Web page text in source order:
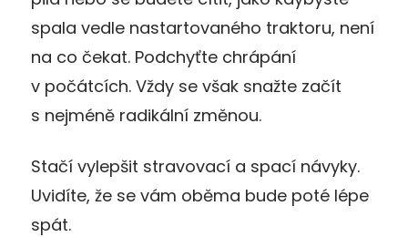
spala vedle nastartovaného traktoru, není
na co čekat. Podchyťte chrápání
v počátcích. Vždy se však snažte začít
s nejméně radikální změnou.
Stačí vylepšit stravovací a spací návyky.
Uvidíte, že se vám oběma bude poté lépe
spát.